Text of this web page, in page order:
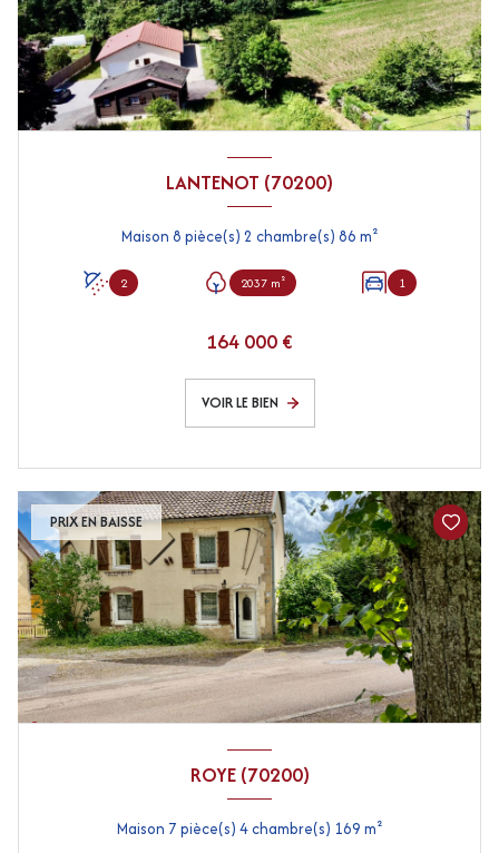
LANTENOT (70200)
Maison 8 pièce(s) 2 chambre(s) 86 m²
2 2037 m² 1
164 000 €
VOIR LE BIEN
PRIX EN BAISSE
ROYE (70200)
Maison 7 pièce(s) 4 chambre(s) 169 m²